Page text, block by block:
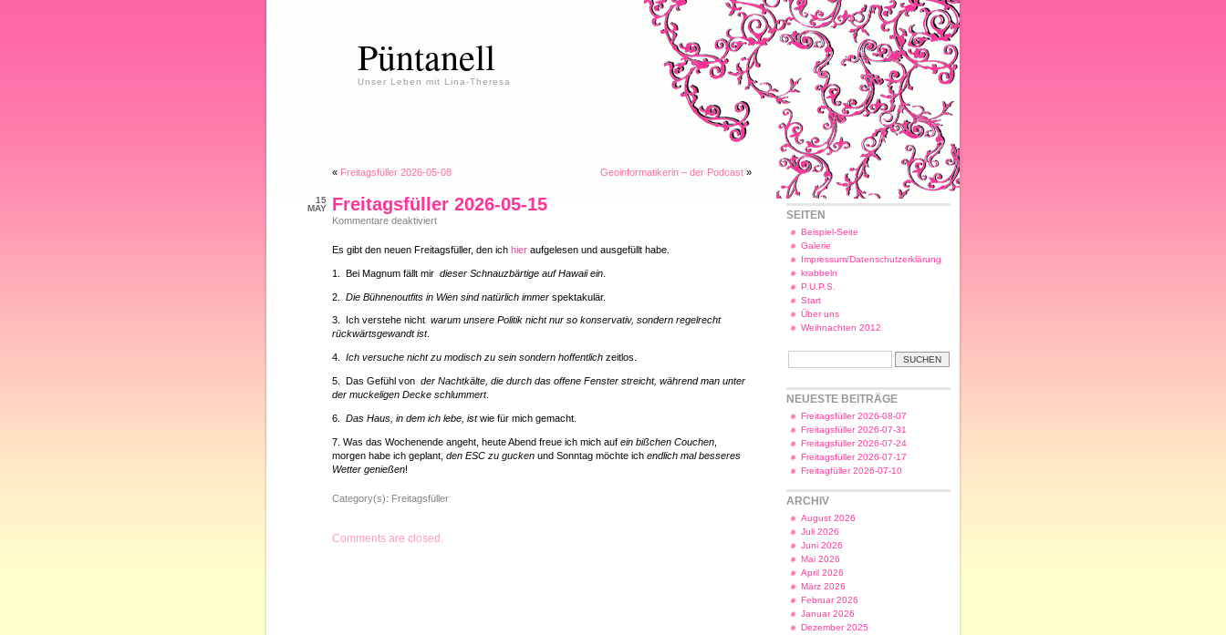
Püntanell
Unser Leben mit Lina-Theresa
« Freitagsfüller 2026-05-08 Geoinformatikerin – der Podcast »
15
MAY
Freitagsfüller 2026-05-15
Kommentare deaktiviertfür
05-
Es gibt den neuen Freitagsfüller, den ich hier aufgelesen und ausgefüllt habe.
1. Bei Magnum fällt mir dieser Schnauzbärtige auf Hawaii ein
2. Die Bühnenoutfits in Wien sind natürlich immer spektakulär.
3. Ich verstehe nicht warum unsere Politik nicht nur so konservativ, sondern regelrecht
rückwärtsgewandt ist.
4. Ich versuche nicht zu modisch zu sein sondern hoffentlich zeitlos.
5. Das Gefühl von der Nachtkälte, die durch das offene Fenster streicht, während man unter
der muckeligen Decke schlummert.
6. Das Haus, in dem ich lebe, istwie für mich gemacht.
7. Was das Wochenende angeht, heute Abend freue ich mich auf ein bißchen Couchen
morgen habe ich geplant, den ESC zu gucken und Sonntag möchte ich endlich mal besseres
Wetter genießen!
Category(s): Freitagsfüller
Comments are closed.
SEITEN
Beispiel-Seite
Galerie
Impressum/Datenschutzerklärung
krabbeln
P.U.P.S.
Start
Über uns
Weihnachten 2012
NEUESTE BEITRÄGE
Freitagsfüller 2026-08-07
Freitagsfüller 2026-07-31
Freitagsfüller 2026-07-24
Freitagsfüller 2026-07-17
Freitagfüller 2026-07-10
ARCHIV
August 2026
Juli 2026
Juni 2026
Mai 2026
April 2026
März 2026
Februar 2026
Januar 2026
Dezember 2025